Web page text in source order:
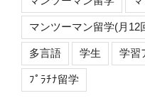
マンツーマン留学(月12
多言語 学生 学習
ﾌﾟﾗﾁﾅ留学